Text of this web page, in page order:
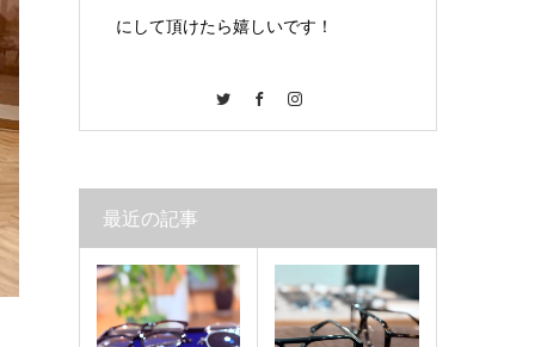
にして頂けたら嬉しいです！
Twitter Facebook
最近の記事